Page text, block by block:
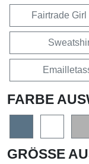
Fairtrade Girl
FARBE
GRÖSSE